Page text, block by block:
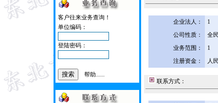
客户往来业务查询！
单位编码：
登陆密码：
帮助......
企业法人：
1
公司性质：
全
业务范围：
1
注册资金：
人
联系方式：